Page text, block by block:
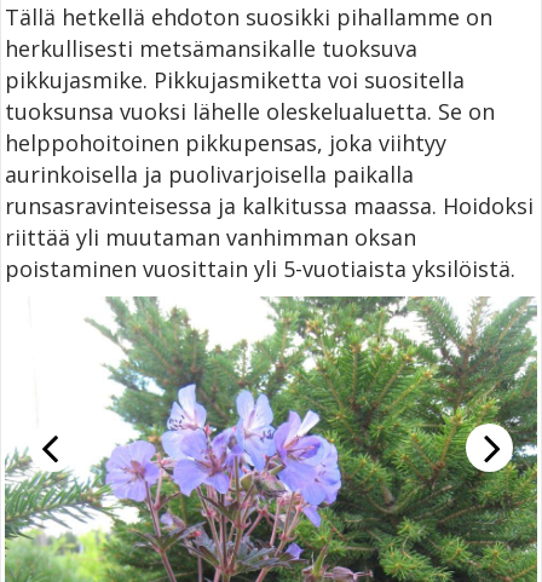
Tällä hetkellä ehdoton suosikki pihallamme on
herkullisesti metsämansikalle tuoksuva
pikkujasmike. Pikkujasmiketta voi suositella
tuoksunsa vuoksi lähelle oleskelualuetta. Se on
helppohoitoinen pikkupensas, joka viihtyy
aurinkoisella ja puolivarjoisella paikalla
runsasravinteisessa ja kalkitussa maassa. Hoidoksi
riittää yli muutaman vanhimman oksan
poistaminen vuosittain yli 5-vuotiaista yksilöistä.